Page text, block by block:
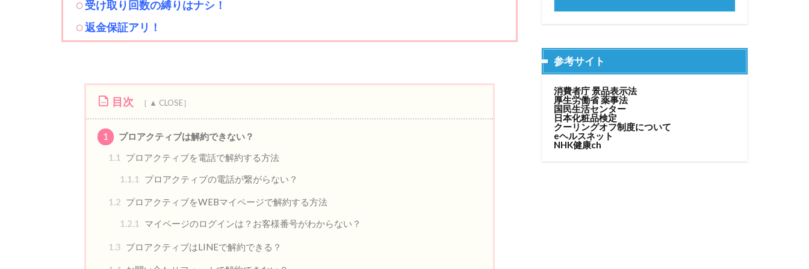
受け取り回数の縛りはナシ！
返金保証アリ ！
目次
1
プロアクティブは解約できない？
1.1
プロアクティブを電話で解約する方法
1.1.1
プロアクティブの電話が繋がらない？
1.2 プロアクティブをWEBマイページで解約する方法
1.2.1
マイページのログインは？お客様番号がわからない？
1.3 プロアクティブはLINEで解約できる？
参考サイト
消費者庁 景品表示法
厚生労働省 薬事法
国民生活センター
日本化粧品検定
クーリングオフ制度について
eヘルスネット
NHK健康ch